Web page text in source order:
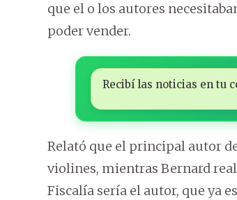
que el o los autores
poder vender.
Recibí las noticias en tu
Relató que el principal autor
violines, mientras Bernard
Fiscalía sería el autor, que ya